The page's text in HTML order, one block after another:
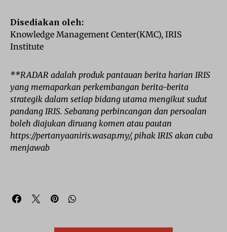
Disediakan oleh:
Knowledge Management Center(KMC), IRIS
Institute
**RADAR adalah produk pantauan berita harian IRIS
yang memaparkan perkembangan berita-berita
strategik dalam setiap bidang utama mengikut sudut
pandang IRIS. Sebarang perbincangan dan persoalan
boleh diajukan diruang komen atau pautan
https://pertanyaaniris.wasap.my/, pihak IRIS akan cuba
menjawab